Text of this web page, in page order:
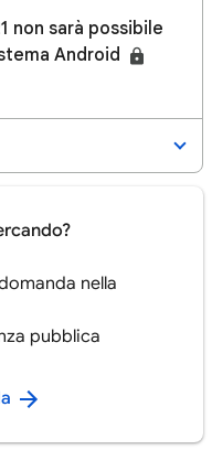
non sarà possibile
Android
nella
pubblica